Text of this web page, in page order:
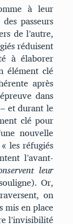
à leur
passeurs
de l’autre,
réduisent
à élaborer
élément clé
après
dans
et durant le
clé pour
nouvelle
les réfugiés
l’avant-
leur
Or,
on
mis en place
l’invisibilité